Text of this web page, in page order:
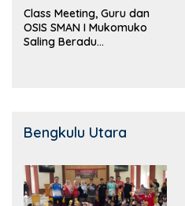
Class Meeting, Guru dan
OSIS SMAN I Mukomuko
Saling Beradu
Bengkulu Utara